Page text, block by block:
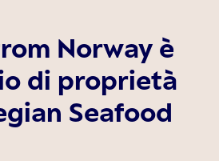
Norway è
di proprietà
Seafood